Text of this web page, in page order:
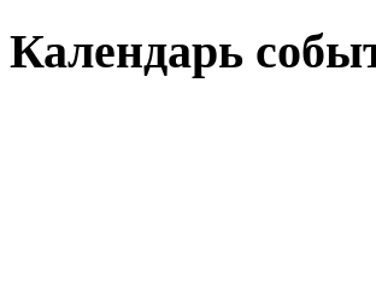
Календарь